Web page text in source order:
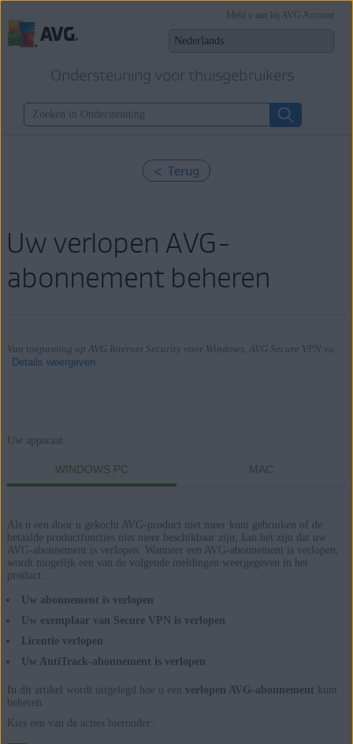
Ondersteuning voor thuisgebruikers
Meld u aan bij AVG Account
< Terug
Uw verlopen AVG-
abonnement beheren
Van toepassing op AVG Internet Security voor Windows, AVG Secure VPN voor Windows, AVG TuneUp voor Windows, AVG AntiTrack voor Windows, AVG Internet Security voor Mac, AVG Secure VPN voor Mac, AVG TuneUp voor Mac, AVG AntiTrack voor Mac
Details weergeven
Producten:
AVG Internet Security 21.x voor Windows
AVG Secure VPN 1.x voor Windows
AVG AntiTrack 2.x voor Windows
AVG Internet Security 20.x voor Mac
AVG TuneUp 2.x voor Mac
AVG AntiTrack 1.x voor Mac
Besturingssystemen:
Microsoft Windows 11 Home / Pro / Enterprise / Education
Microsoft Windows 10 Home / Pro / Enterprise / Education –
32-/64-bits
Uw apparaat:
WINDOWS PC MAC
Als u een door u gekocht AVG-product niet meer kunt gebruiken of de
betaalde productfuncties niet meer beschikbaar zijn, kan het zijn dat uw
AVG-abonnement is verlopen. Wanneer een AVG-abonnement is verlopen,
wordt mogelijk een van de volgende meldingen weergegeven in het
product:
Uw abonnement is verlopen
Uw exemplaar van Secure VPN is verlopen
Licentie verlopen
Uw AntiTrack-abonnement is verlopen
In dit artikel wordt uitgelegd hoe u een verlopen AVG-abonnement kunt
beheren.
Kies een van de acties hieronder: